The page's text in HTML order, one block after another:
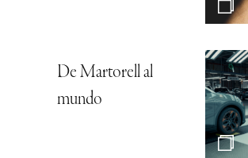
De Martorell al
mundo